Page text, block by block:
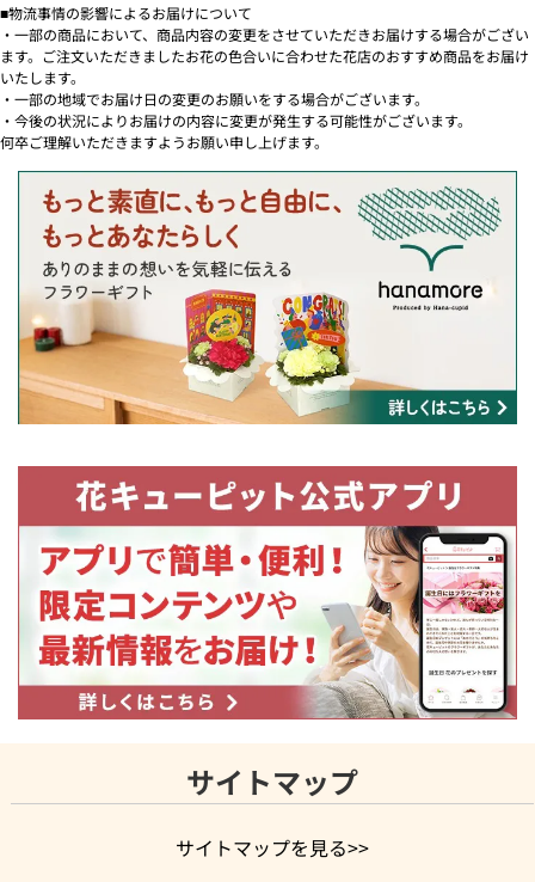
■物流事情の影響によるお届けについて
・一部の商品において、商品内容の変更をさせていただきお届けする場合がござい
ます。ご注文いただきましたお花の色合いに合わせた花店のおすすめ商品をお届け
いたします。
・一部の地域でお届け日の変更のお願いをする場合がございます。
・今後の状況によりお届けの内容に変更が発生する可能性がございます。
何卒ご理解いただきますようお願い申し上げます。
サイトマップ
サイトマップを見る>>